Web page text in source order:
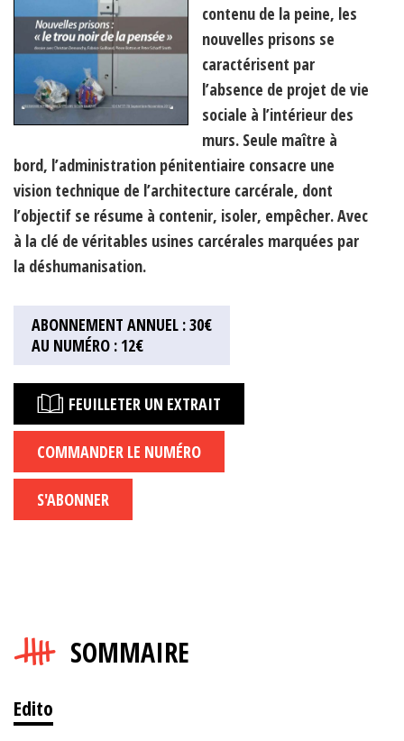
contenu de la peine, les
nouvelles prisons se
caractérisent par
l’absence de projet de vie
sociale à l’intérieur des
murs. Seule maître à
bord, l’administration pénitentiaire consacre une
vision technique de l’architecture carcérale, dont
l’objectif se résume à contenir, isoler, empêcher. Avec
à la clé de véritables usines carcérales marquées par
la déshumanisation.
ABONNEMENT ANNUEL : 30€
AU NUMÉRO : 12€
FEUILLETER UN EXTRAIT
COMMANDER LE NUMÉRO
S'ABONNER
SOMMAIRE
Edito